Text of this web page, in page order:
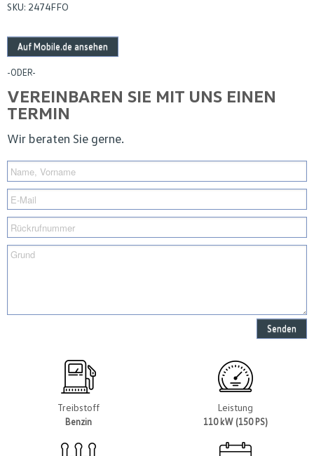
SKU: 2474FFO
Auf Mobile.de ansehen
-ODER-
VEREINBAREN SIE MIT UNS EINEN
TERMIN
Wir beraten Sie gerne.
Senden
Treibstoff
Benzin
Leistung
110 kW (150 PS)